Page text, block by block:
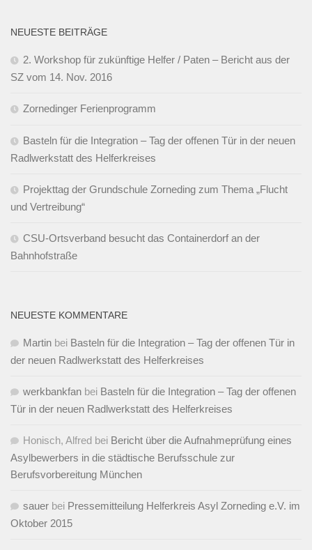
NEUESTE BEITRÄGE
2. Workshop für zukünftige Helfer / Paten – Bericht aus der
SZ vom 14. Nov. 2016
Zornedinger Ferienprogramm
Basteln für die Integration – Tag der offenen Tür in der neuen
Radlwerkstatt des Helferkreises
Projekttag der Grundschule Zorneding zum Thema „Flucht
und Vertreibung“
CSU-Ortsverband besucht das Containerdorf an der
Bahnhofstraße
NEUESTE KOMMENTARE
Martin bei Basteln für die Integration – Tag der offenen Tür in
der neuen Radlwerkstatt des Helferkreises
werkbankfan bei Basteln für die Integration – Tag der offenen
Tür in der neuen Radlwerkstatt des Helferkreises
Honisch, Alfred bei Bericht über die Aufnahmeprüfung eines
Asylbewerbers in die städtische Berufsschule zur
Berufsvorbereitung München
sauer bei Pressemitteilung Helferkreis Asyl Zorneding e.V. im
Oktober 2015